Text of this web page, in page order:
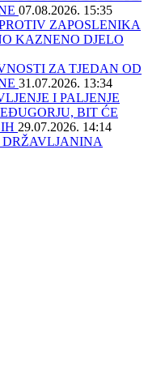
07.08.2026. 15:35
ZAPOSLENIKA
KAZNENO DJELO
ZA TJEDAN OD
31.07.2026. 13:34
I PALJENJE
BIT ĆE
29.07.2026. 14:14
DRŽAVLJANINA